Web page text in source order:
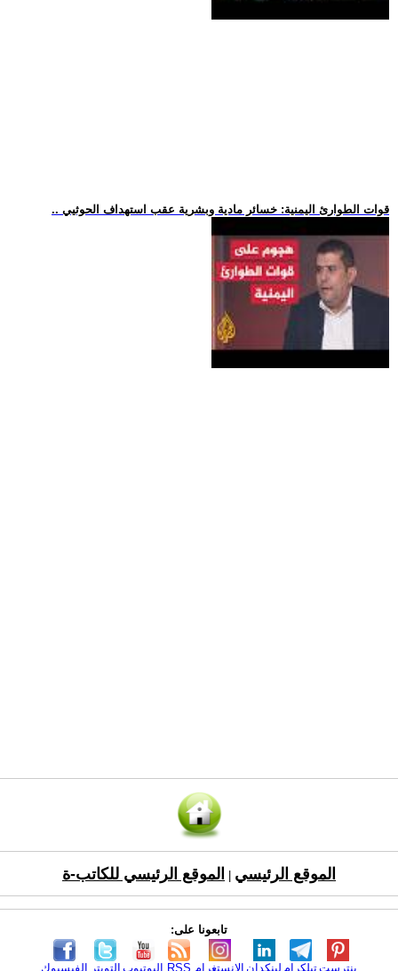
.. قوات الطوارئ اليمنية: خسائر مادية وبشرية عقب استهداف الحوثيي
الموقع الرئيسي الموقع الرئيسي للكاتب-ة
تابعونا على:
الفيسبوك التويتر اليوتيوب RSS الانستغرام لينكدإن تيلكرامبنترست